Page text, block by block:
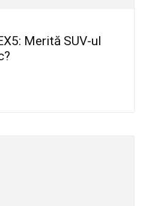
Merită SUV-ul